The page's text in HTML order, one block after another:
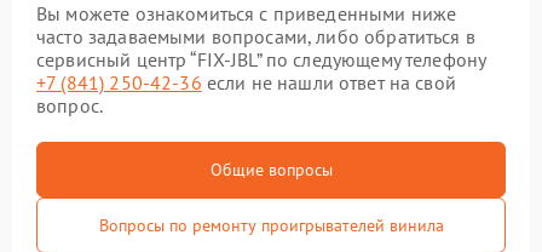
Вы можете ознакомиться с приведенными ниже
часто задаваемыми вопросами, либо обратиться в
сервисный центр “FIX-JBL” по следующему телефону
+7 (841) 250-42-36 если не нашли ответ на свой
вопрос.
Общие вопросы
Вопросы по ремонту проигрывателей винила